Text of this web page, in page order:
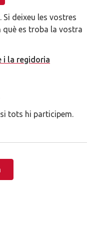
deixeu les vostres
es troba la vostra
i la regidoria
tots hi participem.